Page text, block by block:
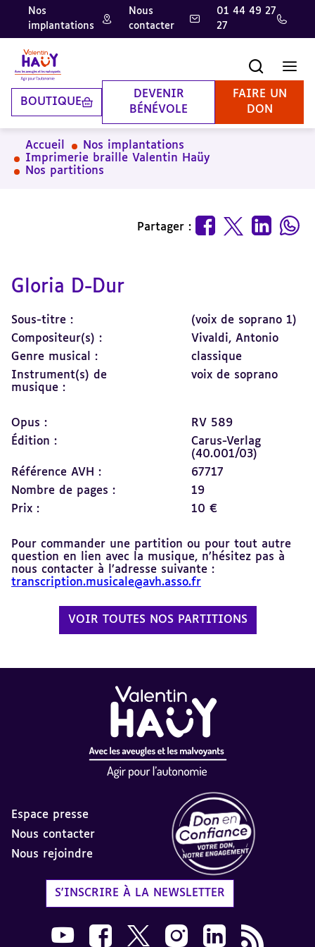
Aller
contenu
principal
Aller
pied
de
page
Aller
la
recherche
Nos
implantations
Nous
contacter
01 44 49 27
27
BOUTIQUE
DEVENIR
BÉNÉVOLE
FAIRE UN
DON
Accueil
Nos implantations
Imprimerie braille Valentin Haüy
Nos partitions
Partager :
Gloria D-Dur
Sous-titre :
(voix de soprano 1)
Compositeur(s) :
Vivaldi, Antonio
Genre musical :
classique
Instrument(s) de
musique :
voix de soprano
Opus :
RV 589
Édition :
Carus-Verlag
(40.001/03)
Référence AVH :
67717
Nombre de pages :
19
Prix :
10 €
Pour commander une partition ou pour tout autre
question en lien avec la musique, n’hésitez pas à
nous contacter à l’adresse suivante :
transcription.musicale@avh.asso.fr
VOIR TOUTES NOS PARTITIONS
Espace presse
Nous contacter
Nous rejoindre
S'INSCRIRE À LA NEWSLETTER
Nous suivre sur Youtube AVH dans une
Nous suivre sur Facebook AVH dans
Nous suivre sur X AVH dans une
Nous suivre sur Instagram
Nous suivre sur
Flux RSS